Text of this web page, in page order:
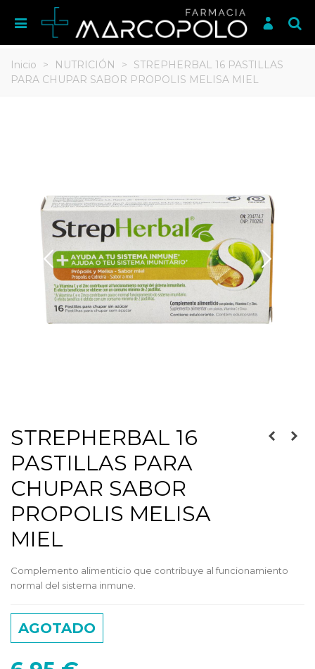
Inicio > NUTRICIÓN >
STREPHERBAL 16 PASTILLAS
PARA CHUPAR SABOR PROPOLIS MELISA MIEL
STREPHERBAL 16
PASTILLAS PARA
CHUPAR SABOR
PROPOLIS MELISA
MIEL
Complemento alimenticio que contribuye al funcionamiento
normal del sistema inmune.
AGOTADO